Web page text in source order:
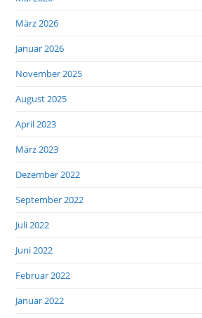
März 2026
Januar 2026
November 2025
August 2025
April 2023
März 2023
Dezember 2022
September 2022
Juli 2022
Juni 2022
Februar 2022
Januar 2022